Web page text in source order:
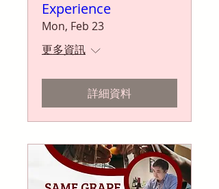
Experience
Mon, Feb 23
更多資訊
詳細資料